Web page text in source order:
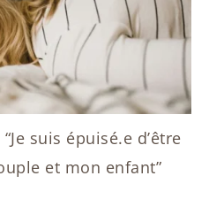
suis épuisé.e d’être
et mon enfant”